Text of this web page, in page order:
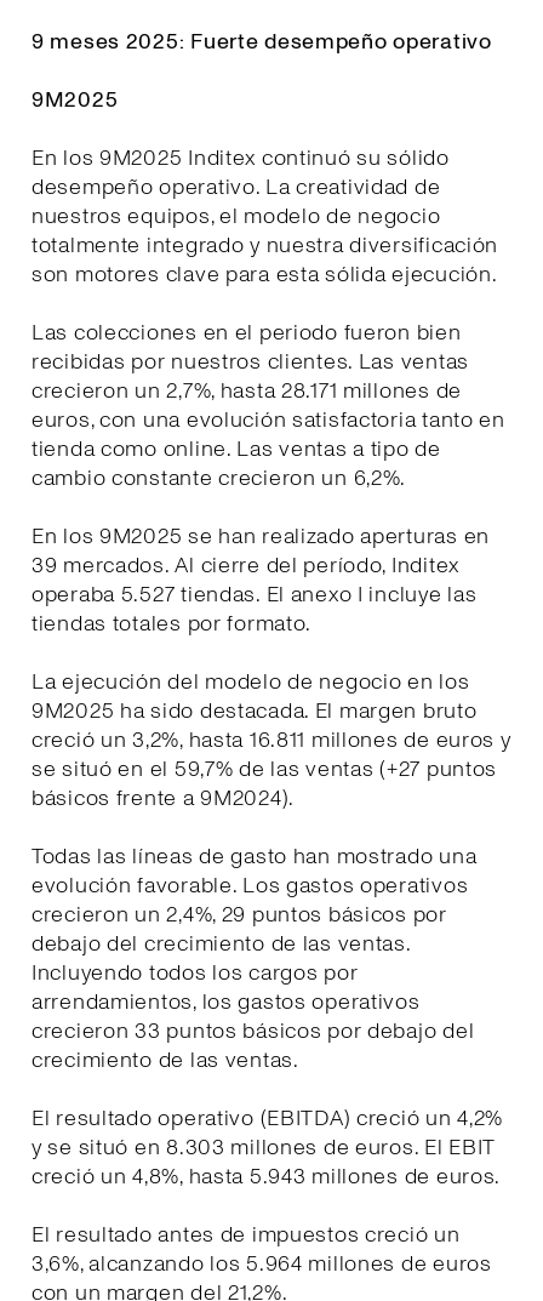
9 meses 2025: Fuerte desempeño operativo
9M2025
En los 9M2025 Inditex continuó su sólido
desempeño operativo. La creatividad de
nuestros equipos, el modelo de negocio
totalmente integrado y nuestra diversificación
son motores clave para esta sólida ejecución.
Las colecciones en el periodo fueron bien
recibidas por nuestros clientes. Las ventas
crecieron un 2,7%, hasta 28.171 millones de
euros, con una evolución satisfactoria tanto en
tienda como online. Las ventas a tipo de
cambio constante crecieron un 6,2%.
En los 9M2025 se han realizado aperturas en
39 mercados. Al cierre del período, Inditex
operaba 5.527 tiendas. El anexo I incluye las
tiendas totales por formato.
La ejecución del modelo de negocio en los
9M2025 ha sido destacada. El margen bruto
creció un 3,2%, hasta 16.811 millones de euros y
se situó en el 59,7% de las ventas (+27 puntos
básicos frente a 9M2024).
Todas las líneas de gasto han mostrado una
evolución favorable. Los gastos operativos
crecieron un 2,4%, 29 puntos básicos por
debajo del crecimiento de las ventas.
Incluyendo todos los cargos por
arrendamientos, los gastos operativos
crecieron 33 puntos básicos por debajo del
crecimiento de las ventas.
El resultado operativo (EBITDA) creció un 4,2%
y se situó en 8.303 millones de euros. El EBIT
creció un 4,8%, hasta 5.943 millones de euros.
El resultado antes de impuestos creció un
3,6%, alcanzando los 5.964 millones de euros
con un margen del 21,2%.